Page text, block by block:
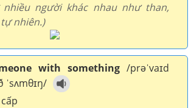
người khác nhau như than,
nhiên.)
with something /prəˈvaɪd
ˈsʌmθɪŋ/